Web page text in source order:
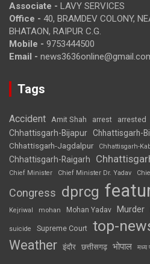
Associate - LAVY SERVICES
Office - 40, BRAMDEV COLONY,
BHATAON, RAIPUR C.G.
Mobile - 9753444500
Email -
Tags
Accident Amit Shah arrest arrested
Chhattisgarh-Bijapur Chhattisgarh-
Chhattisgarh-Jagdalpur Chhattisgarh-
Chhattisgarh-Raigarh
Chief Minister
Chief Minister Dr. Yadav
Congress dprcg
Kejriwal mohan Mohan Yadav Murder
suicide Supreme Court top-
Weather इंदौर छत्तीसगढ़ भोपाल मध्य